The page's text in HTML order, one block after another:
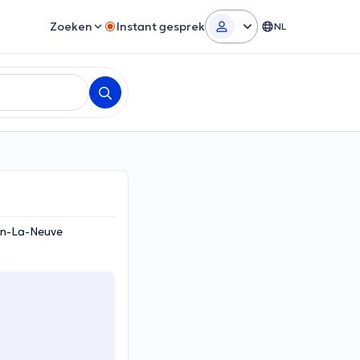
Zoeken Instant gesprek NL
La-Neuve